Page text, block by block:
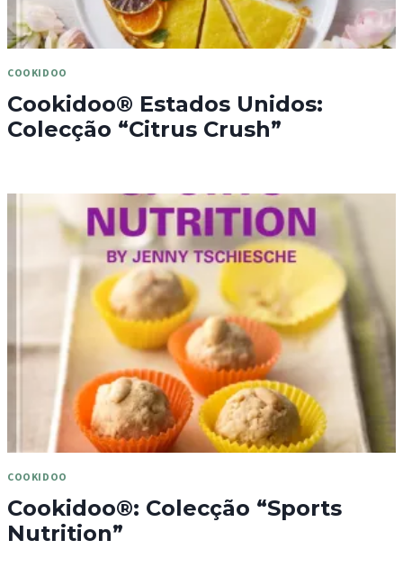
COOKIDOO
Cookidoo® Estados Unidos:
Colecção “Citrus Crush”
COOKIDOO
Cookidoo®: Colecção “Sports
Nutrition”